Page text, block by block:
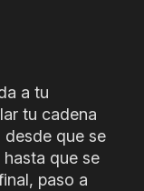
a tu
tu cadena
desde que se
que se
paso a